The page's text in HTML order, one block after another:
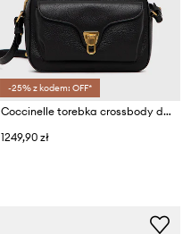
-25% z kodem: OFF*
Coccinelle torebka crossbody damska skórzana
1249,90 zł